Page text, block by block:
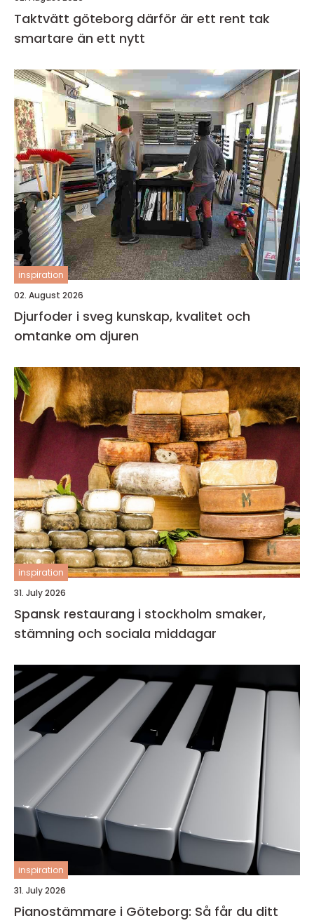
Taktvätt göteborg därför är ett rent tak
smartare än ett nytt
inspiration
02. August 2026
Djurfoder i sveg kunskap, kvalitet och
omtanke om djuren
inspiration
31. July 2026
Spansk restaurang i stockholm smaker,
stämning och sociala middagar
inspiration
31. July 2026
Pianostämmare i Göteborg: Så får du ditt